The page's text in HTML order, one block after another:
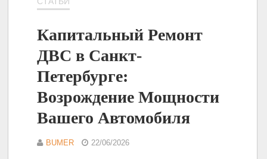
Капитальный Ремонт
ДВС в Санкт-
Петербурге:
Возрождение Мощности
Вашего Автомобиля
BUMER 22/06/2026